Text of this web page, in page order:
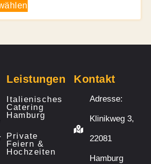
Leistungen
Italienisches
Catering
Hamburg
Private
Feiern &
Hochzeiten
Kontakt
Adresse:
Klinikweg 3,
22081
Hamburg